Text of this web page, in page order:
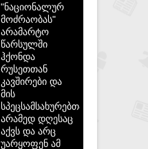
"ნაციონალურ
მოძრაობას"
არამარტო
წარსულში
ჰქონდა
რუსეთთან
კავშირები და
მის
სპეცსამსახურებთან,
არამედ დღესაც
აქვს და არც
უარყოფენ ამ